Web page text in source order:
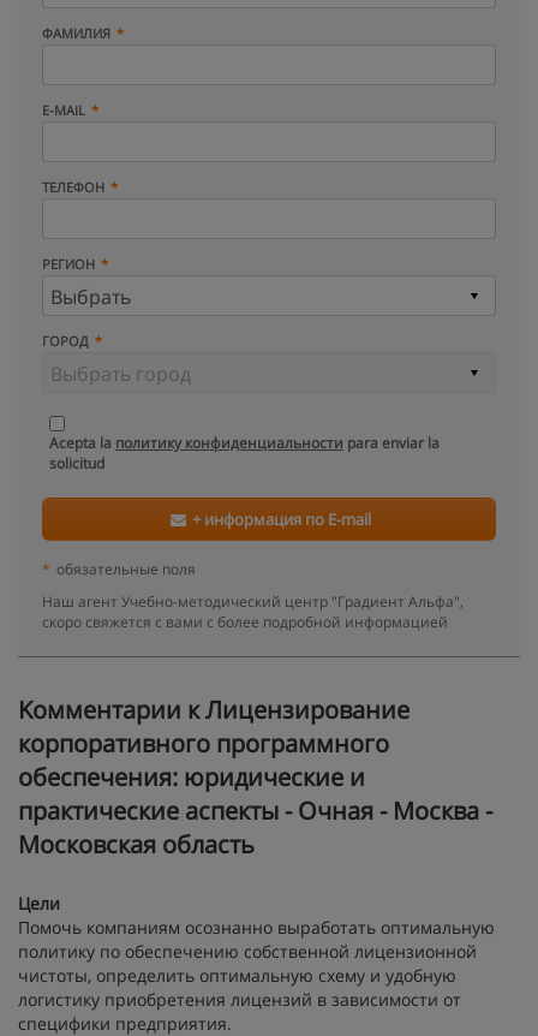
ФАМИЛИЯ
E-MAIL
ТЕЛЕФОН
РЕГИОН
ГОРОД
Acepta la политику конфиденциальности para enviar la
solicitud
+ информация по E-mail
* обязательные поля
Наш агент Учебно-методический центр "Градиент Альфа",
скоро свяжется с вами с более подробной информацией
Kомментарии к Лицензирование
корпоративного программного
обеспечения: юридические и
практические аспекты - Очная - Москва -
Московская область
Цели
Помочь компаниям осознанно выработать оптимальную
политику по обеспечению собственной лицензионной
чистоты, определить оптимальную схему и удобную
логистику приобретения лицензий в зависимости от
специфики предприятия.